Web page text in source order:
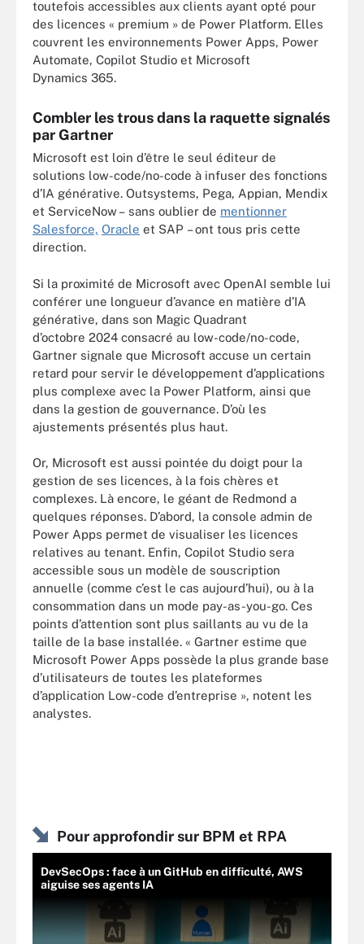
toutefois accessibles aux clients ayant opté pour
des licences « premium » de Power Platform. Elles
couvrent les environnements Power Apps, Power
Automate, Copilot Studio et Microsoft
Dynamics 365.
Combler les trous dans la raquette signalés
par Gartner
Microsoft est loin d’être le seul éditeur de
solutions low-code/no-code à infuser des fonctions
d’IA générative. Outsystems, Pega, Appian, Mendix
et ServiceNow – sans oublier de mentionner
Salesforce, Oracle et SAP – ont tous pris cette
direction.
Si la proximité de Microsoft avec OpenAI semble lui
conférer une longueur d’avance en matière d’IA
générative, dans son Magic Quadrant
d’octobre 2024 consacré au low-code/no-code,
Gartner signale que Microsoft accuse un certain
retard pour servir le développement d’applications
plus complexe avec la Power Platform, ainsi que
dans la gestion de gouvernance. D’où les
ajustements présentés plus haut.
Or, Microsoft est aussi pointée du doigt pour la
gestion de ses licences, à la fois chères et
complexes. Là encore, le géant de Redmond a
quelques réponses. D’abord, la console admin de
Power Apps permet de visualiser les licences
relatives au tenant. Enfin, Copilot Studio sera
accessible sous un modèle de souscription
annuelle (comme c’est le cas aujourd’hui), ou à la
consommation dans un mode pay-as-you-go. Ces
points d’attention sont plus saillants au vu de la
taille de la base installée. « Gartner estime que
Microsoft Power Apps possède la plus grande base
d’utilisateurs de toutes les plateformes
d’application Low-code d’entreprise », notent les
analystes.
Pour approfondir sur BPM et RPA
DevSecOps : face à un GitHub en difficulté, AWS
aiguise ses agents IA